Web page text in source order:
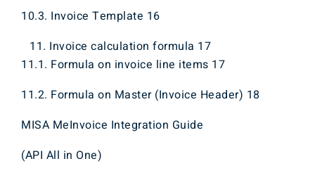
10.3. Invoice Template 16
Invoice calculation formula 17
11.1. Formula on invoice line items 17
11.2. Formula on Master (Invoice Header) 18
MISA MeInvoice Integration Guide
(API All in One)